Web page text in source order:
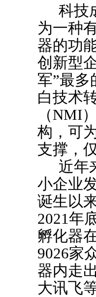
科技
为一种
器的功
创新型
军”最
白技术
（NMI
构，可
支撑，
近年
小企业
诞生以
2021年
孵化器
9026家
器内走
大讯飞